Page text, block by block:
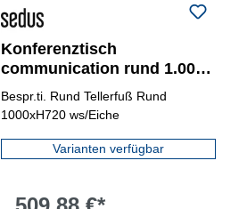
Konferenztisch
communication rund 1.000
x 720 mm (Ø x H)
verkehrsweiß
Bespr.ti. Rund Tellerfuß Rund
1000xH720 ws/Eiche
Varianten verfügbar